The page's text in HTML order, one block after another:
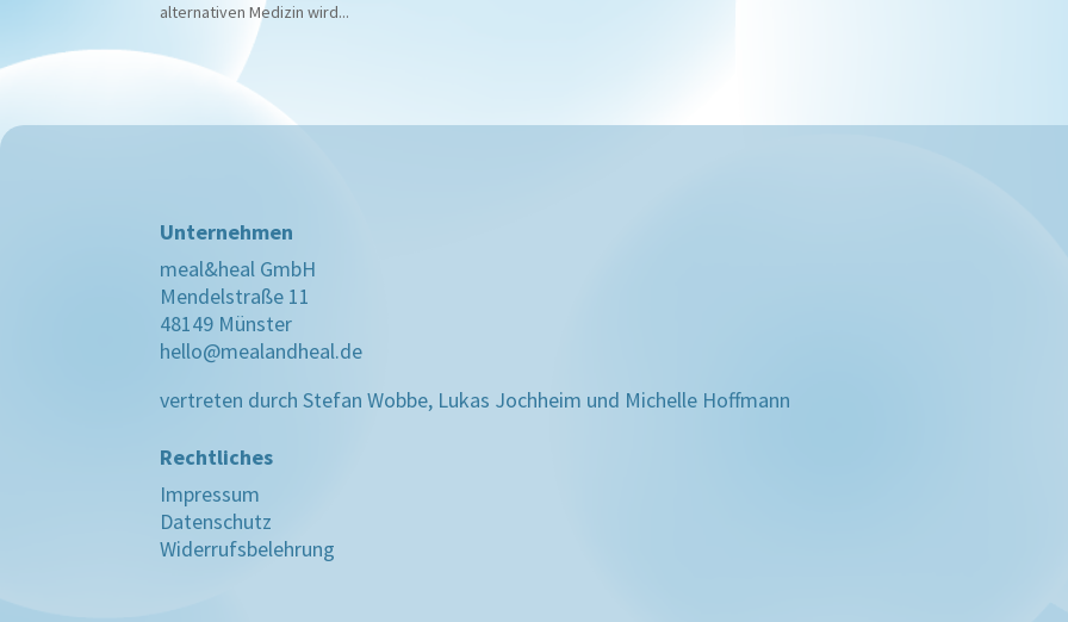
alternativen Medizin wird...
Unternehmen
meal&heal GmbH
Mendelstraße 11
48149 Münster
hello@mealandheal.de
vertreten durch Stefan Wobbe, Lukas Jochheim und Michelle Hoffmann
Rechtliches
Impressum
Datenschutz
Widerrufsbelehrung